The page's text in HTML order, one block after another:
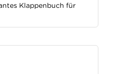
Klappenbuch für